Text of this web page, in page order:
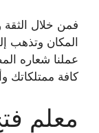
فمن خلال الثقة
المكان وتذهب
عملنا شعاره
كافة ممتلكاتك
معلم